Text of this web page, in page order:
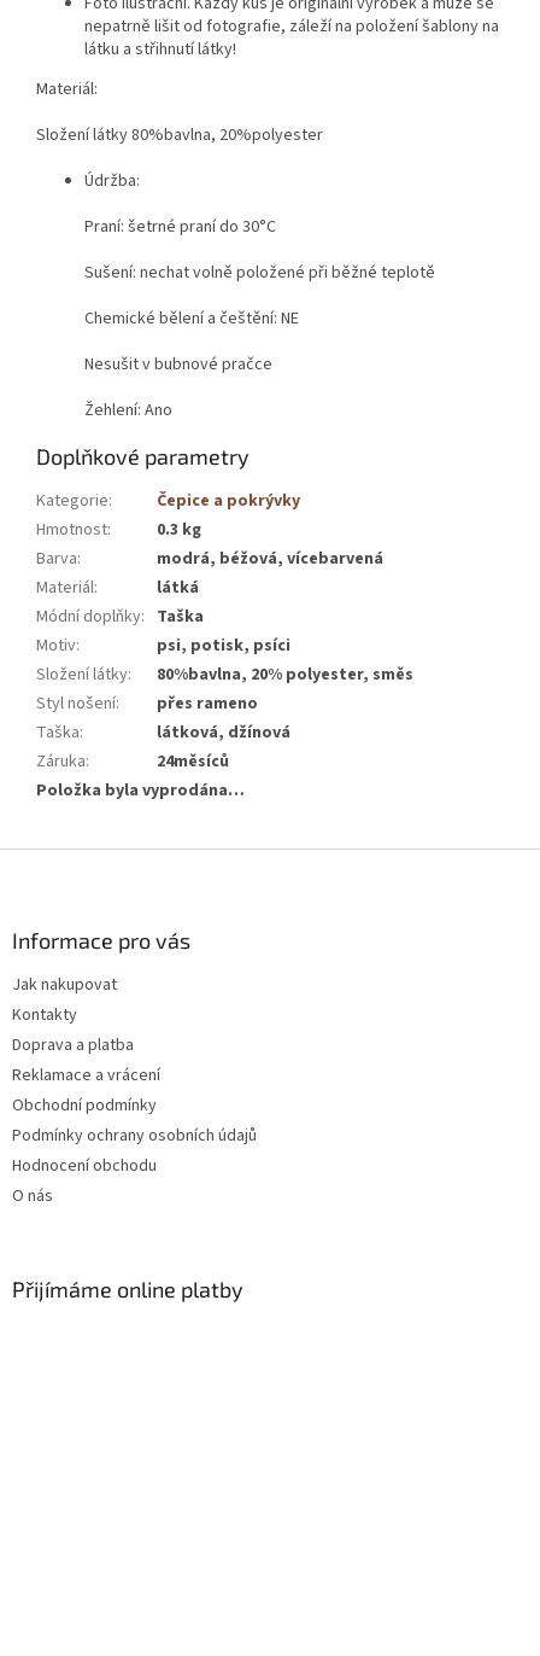
nepatrně lišit od fotografie, záleží na položení šablony na
látku a střihnutí látky!
Materiál:
Složení látky 80%bavlna, 20%polyester
Údržba:
Praní: šetrné praní do 30°C
Sušení: nechat volně položené při běžné teplotě
Chemické bělení a češtění: NE
Nesušit v bubnové pračce
Žehlení: Ano
Doplňkové parametry
Kategorie:
Čepice a pokrývky
Hmotnost:
0.3 kg
Barva:
modrá, béžová, vícebarvená
Materiál:
látká
Módní doplňky: Taška
Motiv:
psi, potisk, psíci
Složení látky:
80%bavlna, 20% polyester, směs
Styl nošení:
přes rameno
Taška:
látková, džínová
Záruka:
24měsíců
Položka byla vyprodána…
Informace pro vás
Jak nakupovat
Kontakty
Doprava a platba
Reklamace a vrácení
Obchodní podmínky
Podmínky ochrany osobních údajů
Hodnocení obchodu
O nás
Přijímáme online platby